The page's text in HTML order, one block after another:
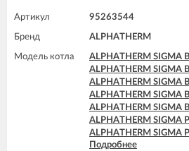
Артикул 95263544
Бренд ALPHATHERM
Модель котла
ALPHATHERM SIGMA
ALPHATHERM SIGMA
ALPHATHERM SIGMA
ALPHATHERM SIGMA
ALPHATHERM SIGMA
ALPHATHERM SIGMA
ALPHATHERM SIGMA
ALPHATHERM SIGMA
Подробнее